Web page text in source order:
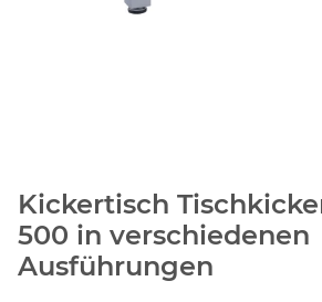
Kickertisch
500 in verschiedenen
Ausführungen